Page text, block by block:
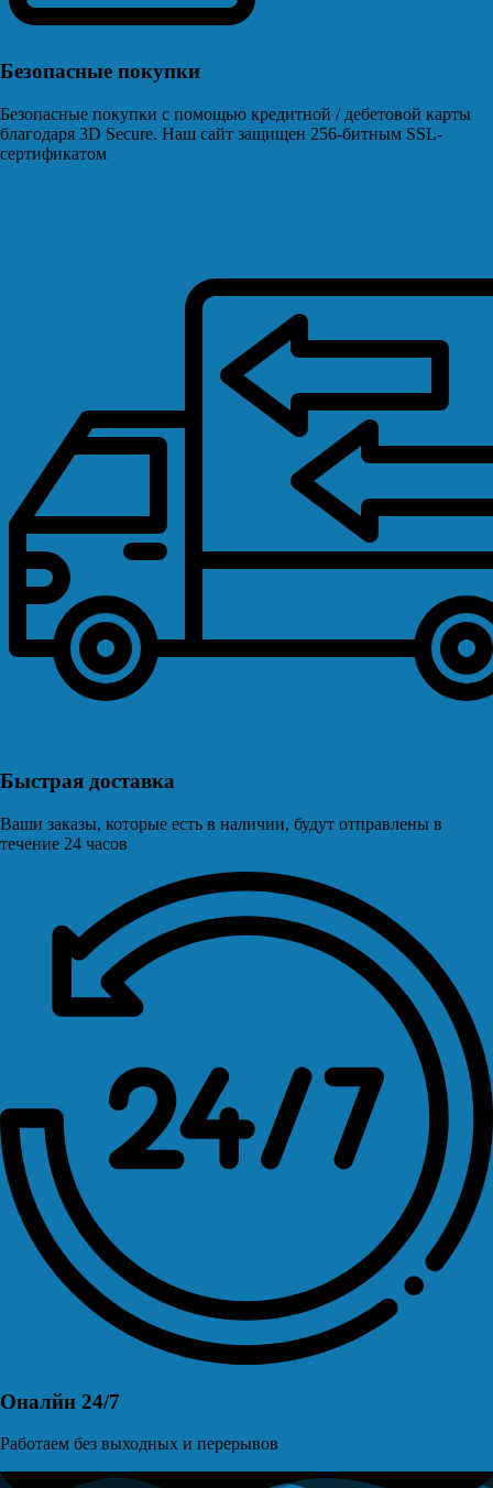
Безопасные покупки
Безопасные покупки с помощью кредитной / дебетовой карты
благодаря 3D Secure. Наш сайт защищен 256-битным SSL-
сертификатом
Быстрая доставка
Ваши заказы, которые есть в наличии, будут отправлены в
течение 24 часов
Оналйн 24/7
Работаем без выходных и перерывов